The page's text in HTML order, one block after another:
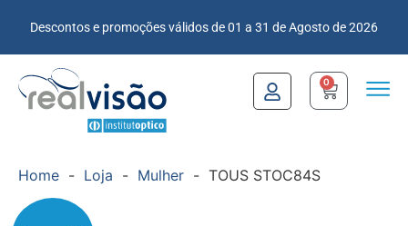
Descontos e promoções válidos de 01 a 31 de Agosto de 2026
0
Home - Loja - Mulher - TOUS STOC84S